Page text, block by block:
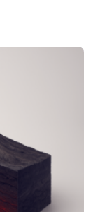
mit
zeigt, dass
haben
in der
verorten und